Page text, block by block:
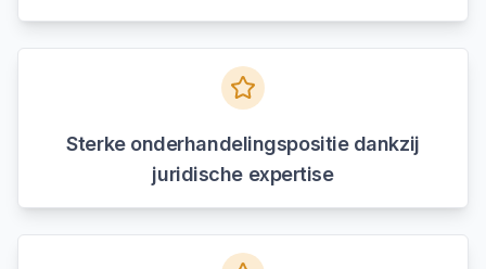
Sterke onderhandelingspositie dankzij
juridische expertise